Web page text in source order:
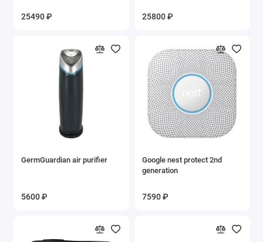
25490 ₽ 25800 ₽
GermGuardian air purifier
5600 ₽
Google nest protect 2nd
generation
7590 ₽